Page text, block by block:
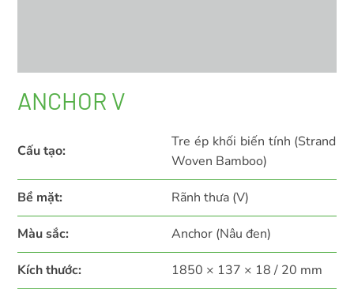
ANCHOR V
Cấu tạo:
Tre ép khối biến tính (Strand
Woven Bamboo)
Bề mặt: Rãnh thưa (V)
Màu sắc: Anchor (Nâu đen)
Kích thước: 1850 × 137 × 18 / 20 mm